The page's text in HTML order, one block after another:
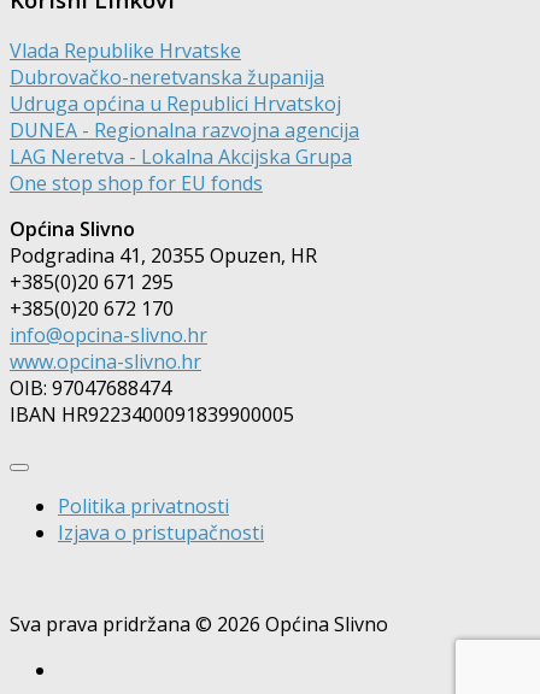
Vlada Republike Hrvatske
Dubrovačko-neretvanska županija
Udruga općina u Republici Hrvatskoj
DUNEA - Regionalna razvojna agencija
LAG Neretva - Lokalna Akcijska Grupa
One stop shop for EU fonds
Općina Slivno
Podgradina 41, 20355 Opuzen, HR
+385(0)20 671 295
+385(0)20 672 170
info@opcina-slivno.hr
www.opcina-slivno.hr
OIB: 97047688474
IBAN HR9223400091839900005
Politika privatnosti
Izjava o pristupačnosti
Sva prava pridržana © 2026 Općina Slivno